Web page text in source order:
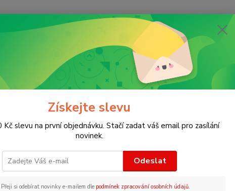
Nevíte si rady?
+420 723
aktivity pro děti v angličtině Drawing Cartoons
Cartoons
Tato inspirativní
kreslených
krok za krokem
perspektivě a
stažení
Získejte slevu
Kč slevu na první objednávku. Stačí zadat váš email pro zasílání
novinek.
Odeslat
Přeji si odebírat novinky e-mailem dle podmínek zpracování osobních údajů.